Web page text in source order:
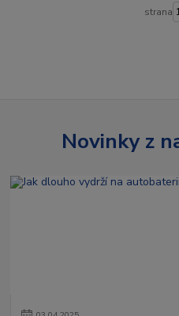
strana
Novinky z